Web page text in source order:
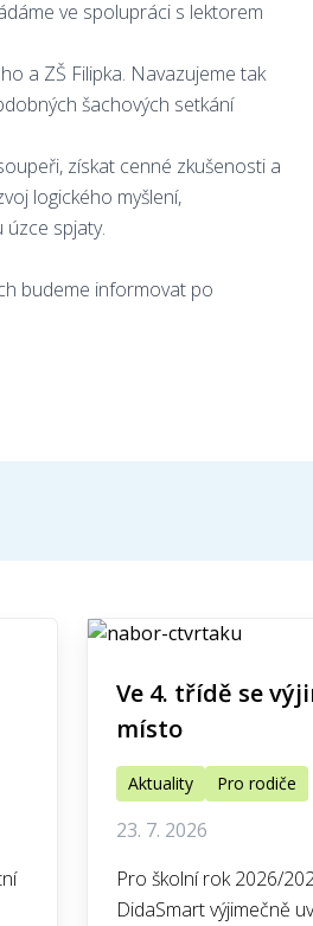
ve spolupráci s lektorem
a ZŠ Filipka. Navazujeme tak
šachových setkání
získat cenné zkušenosti a
logického myšlení,
spjaty.
budeme informovat po
Ve 4. třídě se
místo
Aktuality Pro rodiče
23. 7. 2026
Pro školní rok 2026/
DidaSmart výjimečně